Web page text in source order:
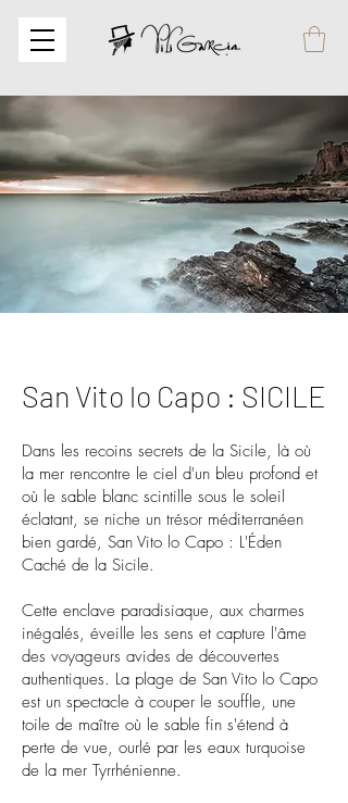
San Vito lo Capo : SICILE
Dans les recoins secrets de la Sicile, là où
la mer rencontre le ciel d'un bleu profond et
où le sable blanc scintille sous le soleil
éclatant, se niche un trésor méditerranéen
bien gardé, San Vito lo Capo : L'Éden
Caché de la Sicile.
Cette enclave paradisiaque, aux charmes
inégalés, éveille les sens et capture l'âme
des voyageurs avides de découvertes
authentiques. La plage de San Vito lo Capo
est un spectacle à couper le souffle, une
toile de maître où le sable fin s'étend à
perte de vue, ourlé par les eaux turquoise
de la mer Tyrrhénienne.